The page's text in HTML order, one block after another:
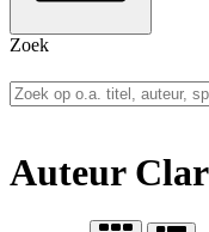
Zoek
Auteur